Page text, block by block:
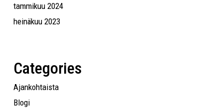
tammikuu 2024
heinäkuu 2023
Categories
Ajankohtaista
Blogi